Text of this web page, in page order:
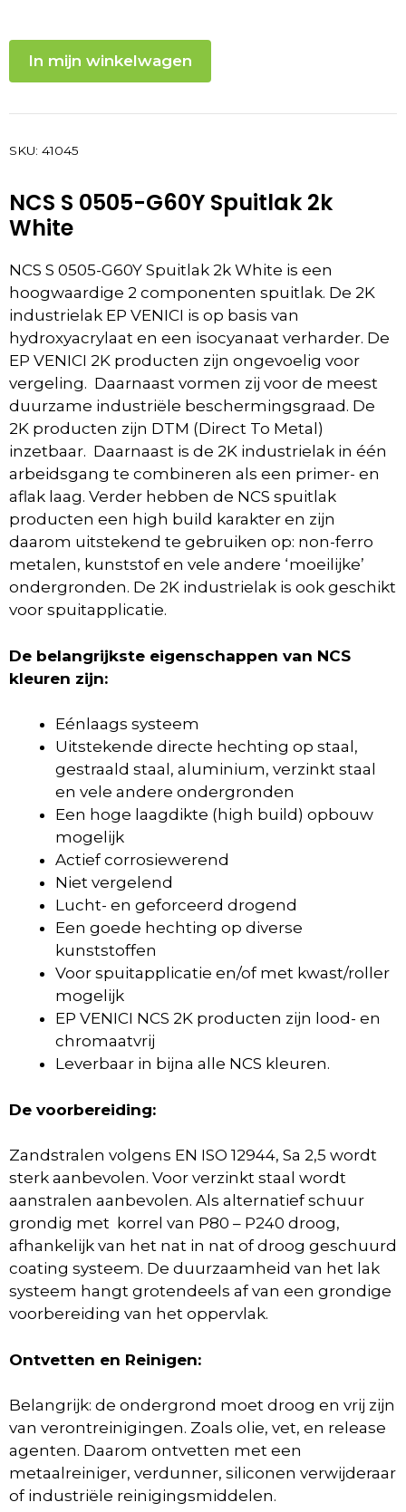
In mijn winkelwagen
SKU: 41045
NCS S 0505-G60Y Spuitlak 2k
White
NCS S 0505-G60Y Spuitlak 2k White is een
hoogwaardige 2 componenten spuitlak. De 2K
industrielak EP VENICI is op basis van
hydroxyacrylaat en een isocyanaat verharder. De
EP VENICI 2K producten zijn ongevoelig voor
vergeling. Daarnaast vormen zij voor de meest
duurzame industriële beschermingsgraad. De
2K producten zijn DTM (Direct To Metal)
inzetbaar. Daarnaast is de 2K industrielak in één
arbeidsgang te combineren als een primer- en
aflak laag. Verder hebben de NCS spuitlak
producten een high build karakter en zijn
daarom uitstekend te gebruiken op: non-ferro
metalen, kunststof en vele andere ‘moeilijke’
ondergronden. De 2K industrielak is ook geschikt
voor spuitapplicatie.
De belangrijkste eigenschappen van NCS
kleuren zijn:
Eénlaags systeem
Uitstekende directe hechting op staal,
gestraald staal, aluminium, verzinkt staal
en vele andere ondergronden
Een hoge laagdikte (high build) opbouw
mogelijk
Actief corrosiewerend
Niet vergelend
Lucht- en geforceerd drogend
Een goede hechting op diverse
kunststoffen
Voor spuitapplicatie en/of met kwast/roller
mogelijk
EP VENICI NCS 2K producten zijn lood- en
chromaatvrij
Leverbaar in bijna alle NCS kleuren.
De voorbereiding:
Zandstralen volgens EN ISO 12944, Sa 2,5 wordt
sterk aanbevolen. Voor verzinkt staal wordt
aanstralen aanbevolen. Als alternatief schuur
grondig met korrel van P80 – P240 droog,
afhankelijk van het nat in nat of droog geschuurd
coating systeem. De duurzaamheid van het lak
systeem hangt grotendeels af van een grondige
voorbereiding van het oppervlak.
Ontvetten en Reinigen:
Belangrijk: de ondergrond moet droog en vrij zijn
van verontreinigingen. Zoals olie, vet, en release
agenten. Daarom ontvetten met een
metaalreiniger, verdunner, siliconen verwijderaar
of industriële reinigingsmiddelen.